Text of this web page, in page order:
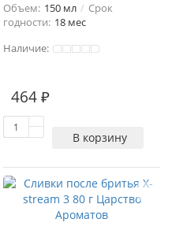
Объем: 150 мл
Срок
годности: 18 мес
Наличие:
464 ₽
В корзину